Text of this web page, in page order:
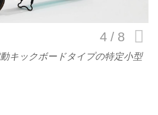
アについて
ポリシー
キックボードタイプの特定小型